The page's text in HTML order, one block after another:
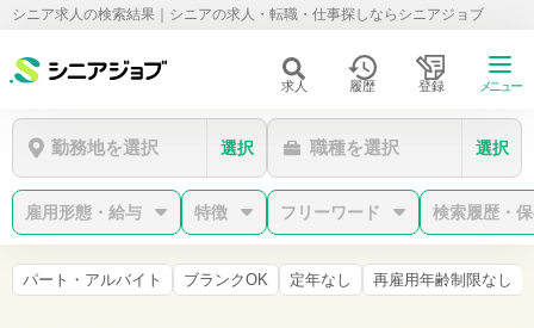
シニア求人の検索結果｜シニアの求人・転職・仕事探しならシニアジョブ
求人 履歴 登録 メニュー
勤務地を選択 選択 職種を選択 選択
雇用形態・給与 特徴 フリーワード 検索履歴・
パート・アルバイト ブランクOK 定年なし 再雇用年齢制限なし